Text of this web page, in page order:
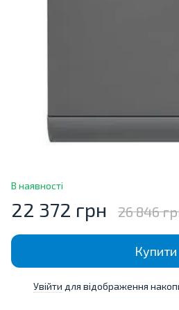
В наявності
22 372 грн 26 846
Купити
Увійти для відображення